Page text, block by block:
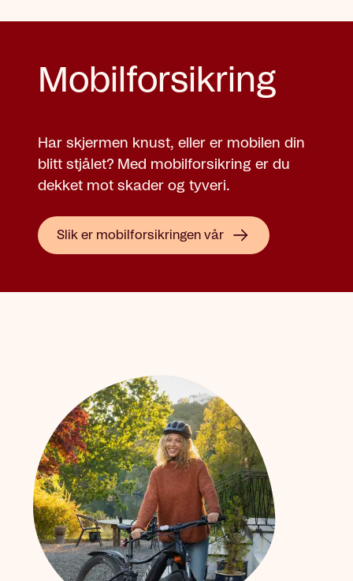
Mobilforsikring
Har skjermen knust, eller er mobilen din
blitt stjålet? Med mobilforsikring er du
dekket mot skader og tyveri.
Slik er mobilforsikringen vår